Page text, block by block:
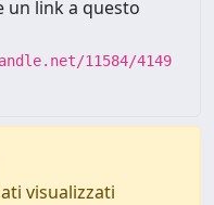
un link a questo
11584/4149
visualizzati